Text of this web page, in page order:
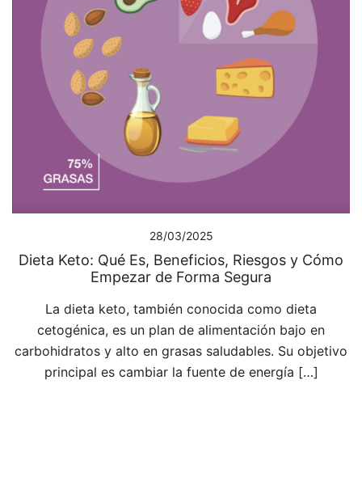
28/03/2025
Dieta Keto: Qué Es, Beneficios, Riesgos y Cómo
Empezar de Forma Segura
La dieta keto, también conocida como dieta
cetogénica, es un plan de alimentación bajo en
carbohidratos y alto en grasas saludables. Su objetivo
principal es cambiar la fuente de energía […]